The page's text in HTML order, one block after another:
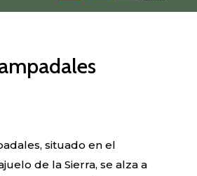
situado en el
de la Sierra, se alza a